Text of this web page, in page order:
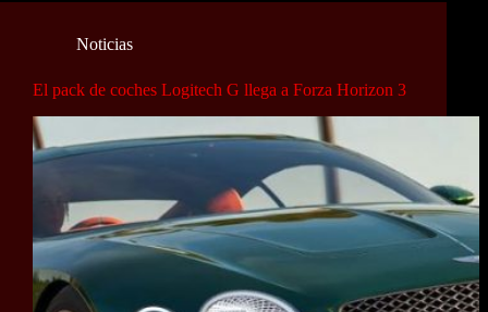
Noticias
El pack de coches Logitech G llega a Forza Horizon 3